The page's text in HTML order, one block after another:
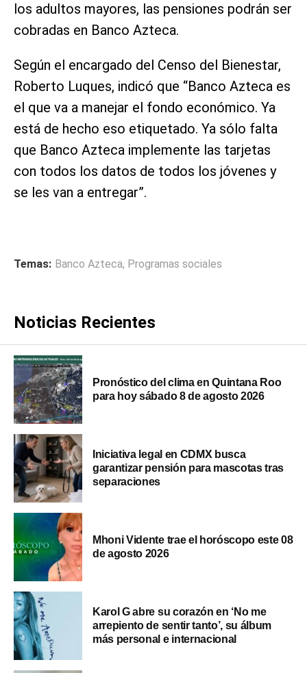
los adultos mayores, las pensiones podrán ser
cobradas en Banco Azteca.
Según el encargado del Censo del Bienestar,
Roberto Luques, indicó que “Banco Azteca es
el que va a manejar el fondo económico. Ya
está de hecho eso etiquetado. Ya sólo falta
que Banco Azteca implemente las tarjetas
con todos los datos de todos los jóvenes y
se les van a entregar”.
Temas: Banco Azteca, Programas sociales
Noticias Recientes
Pronóstico del clima en Quintana Roo
para hoy sábado 8 de agosto 2026
Iniciativa legal en CDMX busca
garantizar pensión para mascotas tras
separaciones
Mhoni Vidente trae el horóscopo este 08
de agosto 2026
Karol G abre su corazón en ‘No me
arrepiento de sentir tanto’, su álbum
más personal e internacional